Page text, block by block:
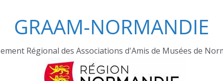
GRAAM-NORMANDIE
Régional des Associations d'Amis de Musées de